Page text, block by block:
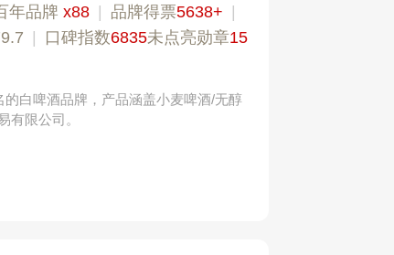
年品牌 x88 品牌得票5638+
口碑指数6835未点亮勋章15
白啤酒品牌，产品涵盖小麦啤酒/无醇
有限公司。